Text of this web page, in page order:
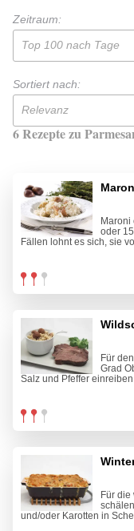
Zeitraum:
Top 100 nach Tage
Sortiert nach:
Relevanz
6 Rezepte zu
Maroni
oder
Fällen lohnt es sich, sie
Für
Grad
Salz und Pfeffer
Für
und/oder Karotten in